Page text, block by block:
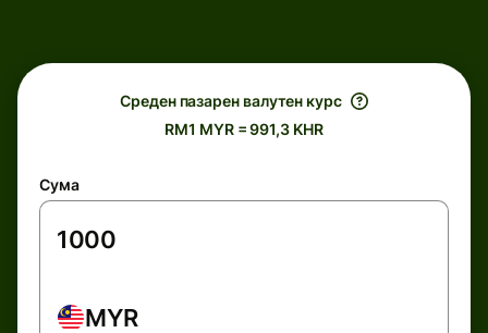
Среден пазарен валутен курс
RM1 MYR = 991,3 KHR
Сума
MYR